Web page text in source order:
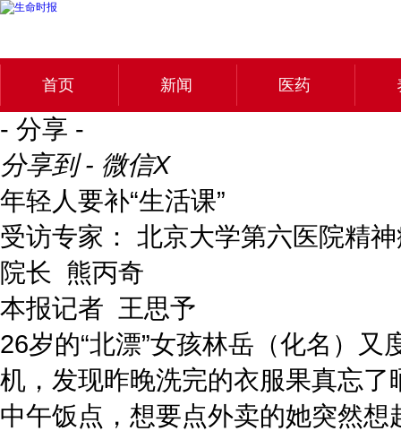
首页 新闻 医药
- 分享 -
分享到 - 微信X
年轻人要补“生活课”
受访专家： 北京大学第六医院精
院长 熊丙奇
本报记者 王思予
26岁的“北漂”女孩林岳（化名）
机，发现昨晚洗完的衣服果真忘了
中午饭点，想要点外卖的她突然想